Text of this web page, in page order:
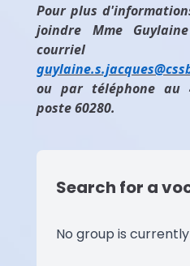
Pour plus
joindre Mme
ou par téléphone au
poste 60280.
Search for a
No group is